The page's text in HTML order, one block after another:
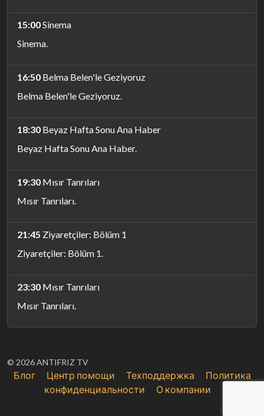
15:00Sinema
Sinema.
16:50 Belma Belen'le Geziyoruz
Belma Belen'le Geziyoruz.
18:30 Beyaz Hafta Sonu Ana Haber
Beyaz Hafta Sonu Ana Haber.
19:30 Mısır Tanrıları
Mısır Tanrıları.
21:45 Ziyaretçiler: Bölüm 1
Ziyaretçiler: Bölüm 1.
23:30 Mısır Tanrıları
Mısır Tanrıları.
© 2026 ANTIFRIZ TV
Блог Центр помощи Техподдержка
Политика
конфиденциальности
О компании